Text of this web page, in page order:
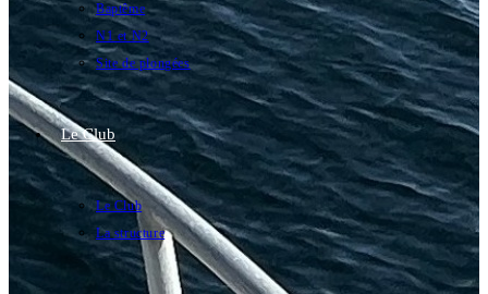
Baptême
N1 et N2
Site de plongées
Le Club
Le Club
La structure